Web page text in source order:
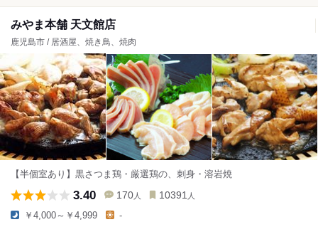
みやま本舗 天文館店
鹿児島市 / 居酒屋、焼き鳥、焼肉
【半個室あり】黒さつま鶏・厳選鶏の、刺身・溶岩焼
3.40 170 人 10391 人
￥4,000～￥4,999 -